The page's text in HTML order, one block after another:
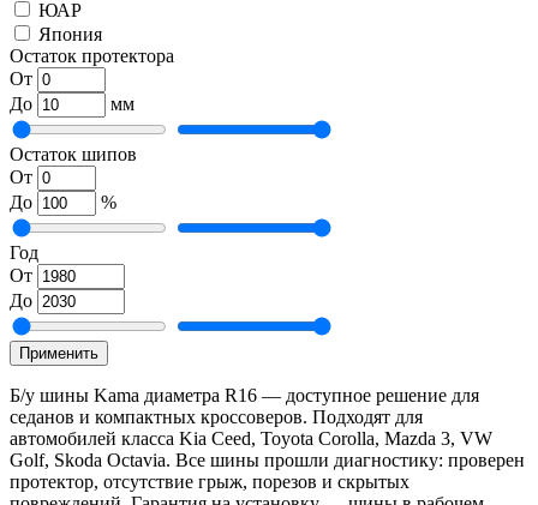
ЮАР
Япония
Остаток протектора
От
До
мм
Остаток шипов
От
До
%
Год
От
До
Применить
Б/у шины Kama диаметра R16 — доступное решение для
седанов и компактных кроссоверов. Подходят для
автомобилей класса Kia Ceed, Toyota Corolla, Mazda 3, VW
Golf, Skoda Octavia. Все шины прошли диагностику: проверен
протектор, отсутствие грыж, порезов и скрытых